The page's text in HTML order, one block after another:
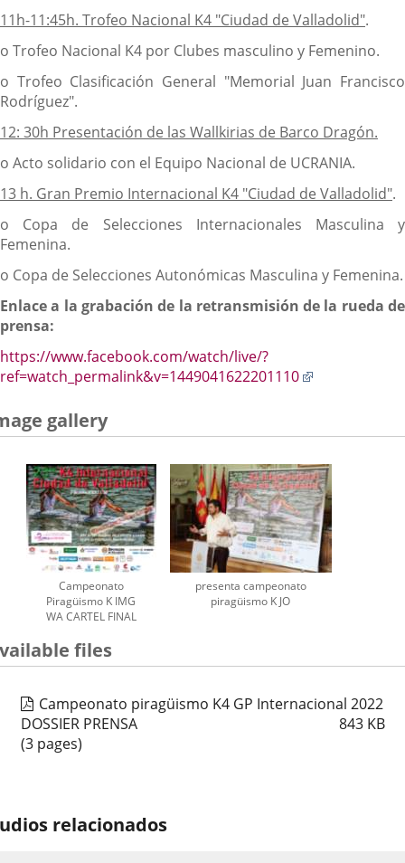
11h-11:45h. Trofeo Nacional K4 "Ciudad de Valladolid".
o Trofeo Nacional K4 por Clubes masculino y Femenino.
o Trofeo Clasificación General "Memorial Juan Francisco
Rodríguez".
12: 30h Presentación de las Wallkirias de Barco Dragón.
o Acto solidario con el Equipo Nacional de UCRANIA.
13 h. Gran Premio Internacional K4 "Ciudad de Valladolid".
o Copa de Selecciones Internacionales Masculina y
Femenina.
o Copa de Selecciones Autonómicas Masculina y Femenina.
Enlace a la grabación de la retransmisión de la rueda de
prensa:
https://www.facebook.com/watch/live/?
ref=watch_permalink&v=1449041622201110
aplicación
gallery
Campeonato
Piragüismo K IMG
WA CARTEL FINAL
presenta campeonato
piragüismo K JO
files
Campeonato piragüismo K4 GP Internacional 2022
DOSSIER PRENSA
843 KB
(3 pages)
relacionados